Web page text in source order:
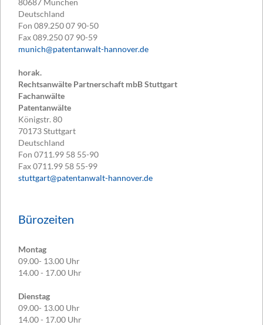
80687 München
Deutschland
Fon 089.250 07 90-50
Fax089.250 07 90-59
munich@patentanwalt-hannover.de
horak.
Rechtsanwälte Partnerschaft mbB Stuttgart
Fachanwälte
Patentanwälte
Königstr. 80
70173Stuttgart
Deutschland
Fon 0711.99 58 55-90
Fax0711.99 58 55-99
stuttgart@patentanwalt-hannover.de
Bürozeiten
Montag
09.00- 13.00 Uhr
14.00 - 17.00 Uhr
Dienstag
09.00- 13.00 Uhr
14.00 - 17.00 Uhr